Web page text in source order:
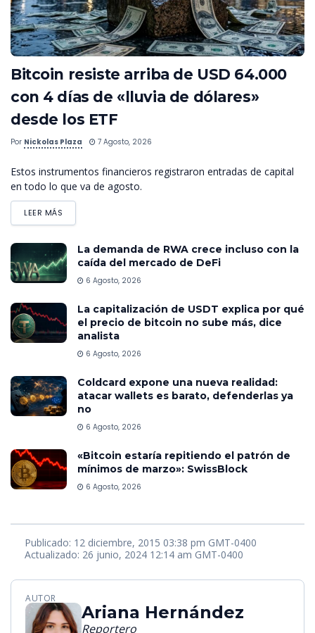
Bitcoin resiste arriba de USD 64.000
con 4 días de «lluvia de dólares»
desde los ETF
Por Nickolas Plaza 7 Agosto, 2026
Estos instrumentos financieros registraron entradas de capital
en todo lo que va de agosto.
LEER MÁS
La demanda de RWA crece incluso con la
caída del mercado de DeFi
6 Agosto, 2026
La capitalización de USDT explica por qué
el precio de bitcoin no sube más, dice
analista
6 Agosto, 2026
Coldcard expone una nueva realidad:
atacar wallets es barato, defenderlas ya
no
6 Agosto, 2026
«Bitcoin estaría repitiendo el patrón de
mínimos de marzo»: SwissBlock
6 Agosto, 2026
Publicado: 12 diciembre, 2015 03:38 pm GMT-0400
Actualizado: 26 junio, 2024 12:14 am GMT-0400
AUTOR
Ariana Hernández
Reportero